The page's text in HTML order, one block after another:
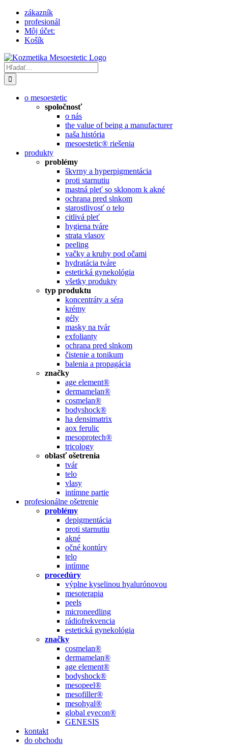
Skip
content
zákazník
profesionál
Môj účet:
Košík
Hľadať:
o mesoestetic
spoločnosť
o nás
the value of being a manufacturer
naša história
mesoestetic® riešenia
produkty
problémy
škvrny a hyperpigmentácia
proti starnutiu
mastná pleť so sklonom k ​​akné
ochrana pred slnkom
starostlivosť o telo
citlivá pleť
hygiena tváre
strata vlasov
peeling
vačky a kruhy pod očami
hydratácia tváre
estetická gynekológia
všetky produkty
typ produktu
koncentráty a séra
krémy
gély
masky na tvár
exfolianty
ochrana pred slnkom
čistenie a tonikum
balenia a propagácia
značky
age element®
dermamelan®
cosmelan®
bodyshock®
ha densimatrix
aox ferulic
mesoprotech®
tricology
oblasť ošetrenia
tvár
telo
vlasy
intímne partie
profesionálne ošetrenie
problémy
depigmentácia
proti starnutiu
akné
očné kontúry
telo
intímne
procedúry
výplne kyselinou hyalurónovou
mesoterapia
peels
microneedling
rádiofrekvencia
estetická gynekológia
značky
cosmelan®
dermamelan®
age element®
bodyshock®
mesopeel®
mesofiller®
mesohyal®
global eyecon®
GENESIS
kontakt
do obchodu